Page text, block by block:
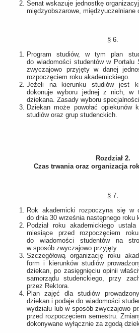
Senat wskazuje jednostkę
międzyobszarowe, międzyuczelniane
§ 6.
Program studiów, w tym plan
do wiadomości studentów w Portalu
zwyczajowo przyjęty w danej
rozpoczęciem roku akademickiego.
Jeżeli na kierunku studiów jest
dokonuje wyboru jednej z nich, w
dziekana. Zasady wyboru
Dziekan może powołać opiekunów
studiów oraz grup studenckich.
Rozdział 2.
Czas trwania oraz organizacja
§ 7.
Rok akademicki rozpoczyna się w
do dnia 30 września następnego roku
Podział roku akademickiego
miesiące przed rozpoczęciem
do wiadomości studentów na
w sposób zwyczajowo przyjęty.
Szczegółową organizację roku
form i kierunków studiów
dziekan, po zasięgnięciu opinii
samorządu studenckiego, przy
przez Rektora.
Plan zajęć dla studiów
dziekan i podaje do wiadomości
wydziału lub w sposób zwyczajowo
przed rozpoczęciem semestru.
dokonywane wyłącznie za zgodą